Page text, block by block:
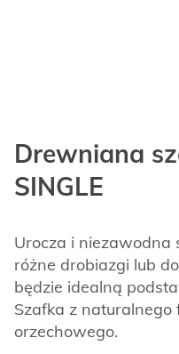
Drewniana
SINGLE
Urocza i niezawodna
różne drobiazgi lub
będzie idealną
Szafka z
orzechowego.